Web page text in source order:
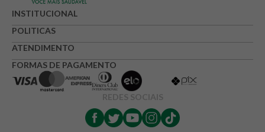
INSTITUCIONAL
POLITICAS
ATENDIMENTO
FORMAS DE PAGAMENTO
REDES SOCIAIS